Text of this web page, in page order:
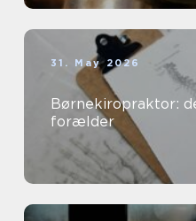
31. May 2026
Børnekiropraktor:
forælder